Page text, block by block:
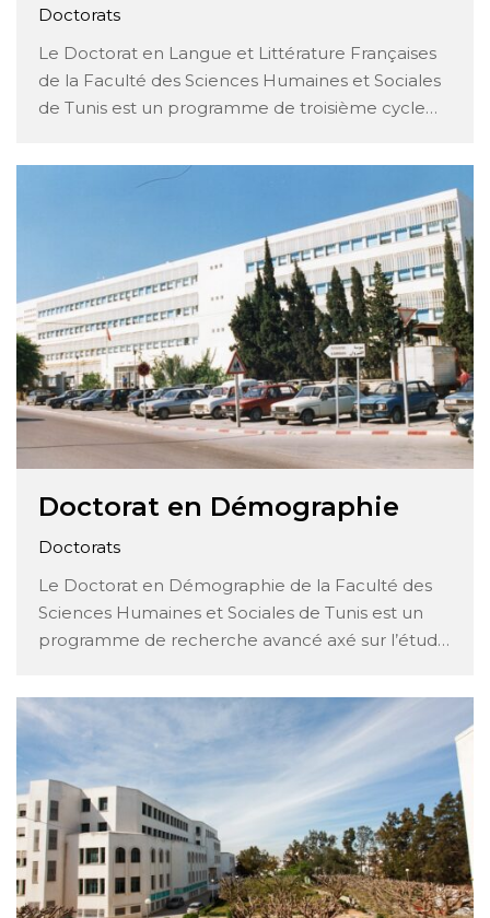
Doctorats
Le Doctorat en Langue et Littérature Françaises
de la Faculté des Sciences Humaines et Sociales
de Tunis est un programme de troisième cycle
enseignants hautement qualifiés dans le
domaine de la langue française et de sa
littérature. Ce programme offre aux étudiants …
Doctorat en Démographie
Doctorats
Le Doctorat en Démographie de la Faculté des
Sciences Humaines et Sociales de Tunis est un
programme de recherche avancé axé sur l’étude
phénomènes démographiques. Ce programme
offre aux étudiants l’opportunité de développer
une expertise approfondie dans ce domaine en
combinant théorie, méthodologie et …